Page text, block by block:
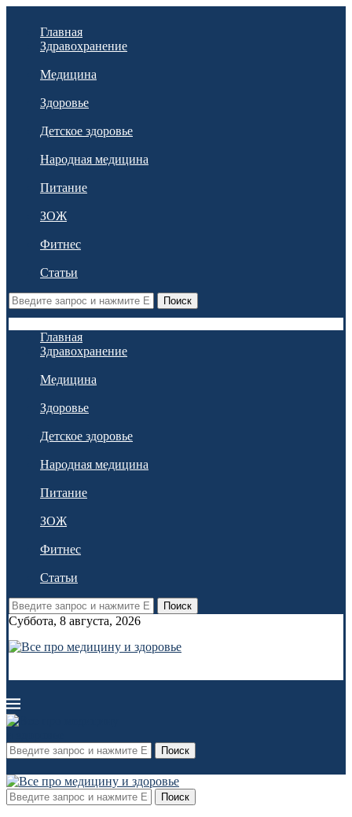
Главная
Здравохранение
Медицина
Здоровье
Детское здоровье
Народная медицина
Питание
ЗОЖ
Фитнес
Статьи
Поиск
Главная
Здравохранение
Медицина
Здоровье
Детское здоровье
Народная медицина
Питание
ЗОЖ
Фитнес
Статьи
Поиск
Суббота, 8 августа, 2026
Поиск
Поиск